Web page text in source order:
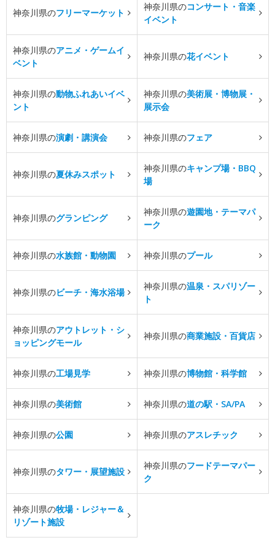
神奈川県のフリーマーケット
神奈川県のコンサート・音楽
イベント
神奈川県のアニメ・ゲームイ
ベント
神奈川県の花イベント
神奈川県の動物ふれあいイベ
ント
神奈川県の美術展・博物展・
展示会
神奈川県の演劇・講演会 神奈川県のフェア
神奈川県の夏休みスポット
神奈川県のキャンプ場・BBQ
場
神奈川県のグランピング
神奈川県の遊園地・テーマパ
ーク
神奈川県の水族館・動物園 神奈川県のプール
神奈川県のビーチ・海水浴場
神奈川県の温泉・スパリゾー
ト
神奈川県のアウトレット・シ
ョッピングモール
神奈川県の商業施設・百貨店
神奈川県の工場見学 神奈川県の博物館・科学館
神奈川県の美術館 神奈川県の道の駅・SA/PA
神奈川県の公園 神奈川県のアスレチック
神奈川県のタワー・展望施設
神奈川県のフードテーマパー
ク
神奈川県の牧場・レジャー＆
リゾート施設